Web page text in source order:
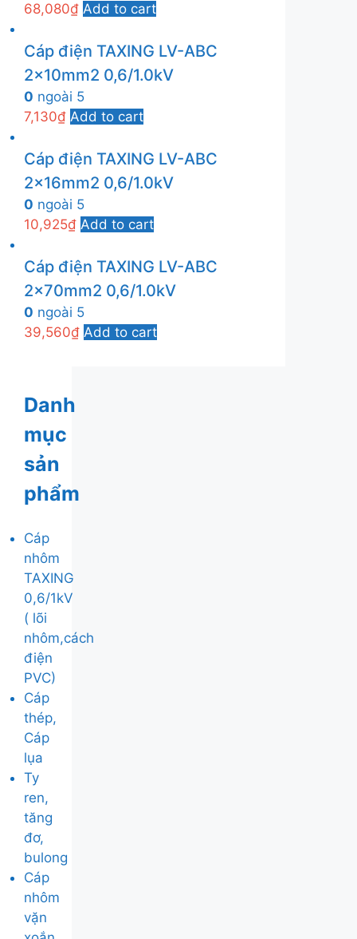
68,080₫ Add to cart
Cáp điện TAXING LV-ABC
2x10mm2 0,6/1.0kV
0 ngoài 5
7,130₫ Add to cart
Cáp điện TAXING LV-ABC
2x16mm2 0,6/1.0kV
0 ngoài 5
10,925₫ Add to cart
Cáp điện TAXING LV-ABC
2x70mm2 0,6/1.0kV
0 ngoài 5
39,560₫ Add to cart
Danh
mục
sản
phẩm
Cáp
nhôm
TAXING
0,6/1kV
( lõi
nhôm,cách
điện
PVC)
Cáp
thép,
Cáp
lụa
Ty
ren,
tăng
đơ,
bulong
Cáp
nhôm
vặn